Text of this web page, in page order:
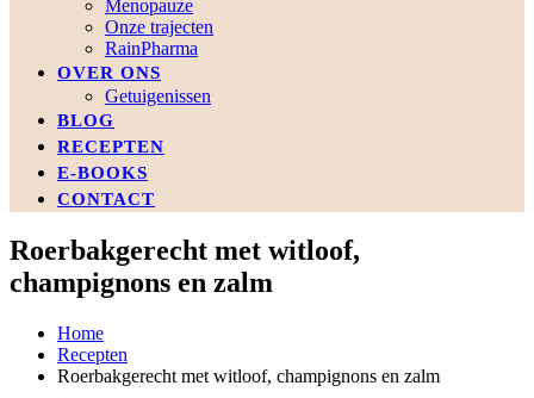
Menopauze
Onze trajecten
RainPharma
OVER ONS
Getuigenissen
BLOG
RECEPTEN
E-BOOKS
CONTACT
Roerbakgerecht met witloof,
champignons en zalm
Home
Recepten
Roerbakgerecht met witloof, champignons en zalm